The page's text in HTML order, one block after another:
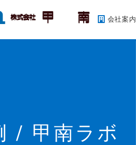
会社案内
/ 甲南ラボ